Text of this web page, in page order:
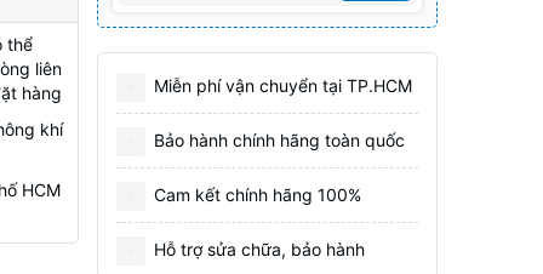
thể
liên
hàng
khí
HCM
Miễn phí vận chuyển tại TP.HCM
Bảo hành chính hãng toàn quốc
Cam kết chính hãng 100%
Hỗ trợ sửa chữa, bảo hành